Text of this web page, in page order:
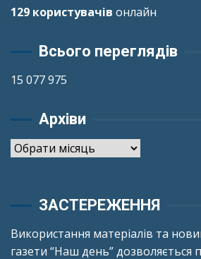
129 користувачів онлайн
Всього переглядів
15 077 975
Архіви
Архіви
ЗАСТЕРЕЖЕННЯ
Використання матеріалів та
газети “Наш день” дозволяється